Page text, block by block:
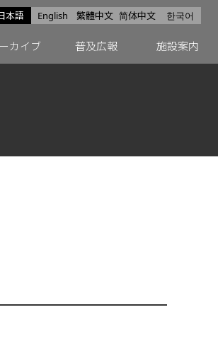
本語 English 繁體中文 简体中文 한국어
スInstagram
カイブ 普及広報 施設案内